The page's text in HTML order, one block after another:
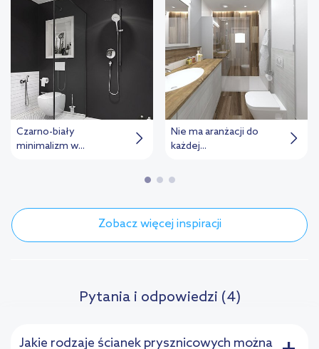
Czarno-biały
minimalizm w...
Nie ma aranżacji do
każdej...
Zobacz więcej inspiracji
Pytania i odpowiedzi (4)
Jakie rodzaje ścianek prysznicowych można